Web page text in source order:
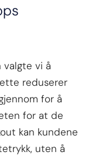
valgte vi å
reduserer
for å
for at de
kan kundene
uten å